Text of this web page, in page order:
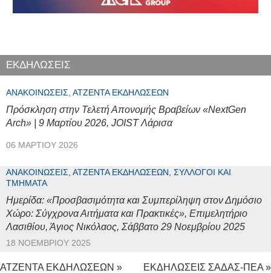
ΕΚΔΗΛΩΣΕΙΣ
ΑΝΑΚΟΙΝΏΣΕΙΣ, ΑΤΖΈΝΤΑ ΕΚΔΗΛΏΣΕΩΝ
Πρόσκληση στην Τελετή Απονομής Βραβείων «NextGen
Arch» | 9 Μαρτίου 2026, JOIST Λάρισα
06 ΜΑΡΤΊΟΥ 2026
ΑΝΑΚΟΙΝΏΣΕΙΣ, ΑΤΖΈΝΤΑ ΕΚΔΗΛΏΣΕΩΝ, ΣΎΛΛΟΓΟΙ ΚΑΙ
ΤΜΉΜΑΤΑ
Ημερίδα: «Προσβασιμότητα και Συμπερίληψη στον Δημόσιο
Χώρο: Σύγχρονα Αιτήματα και Πρακτικές», Επιμελητήριο
Λασιθίου, Άγιος Νικόλαος, Σάββατο 29 Νοεμβρίου 2025
18 ΝΟΕΜΒΡΊΟΥ 2025
ΑΤΖΕΝΤΑ ΕΚΔΗΛΩΣΕΩΝ » ΕΚΔΗΛΩΣΕΙΣ ΣΑΔΑΣ-ΠΕΑ »